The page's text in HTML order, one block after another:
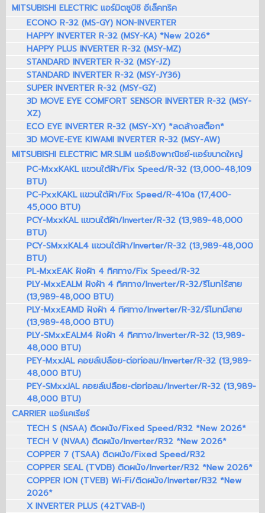
MITSUBISHI ELECTRIC แอร์มิตซูบิชิ อีเล็คทริค
ECONO R-32 (MS-GY) NON-INVERTER
HAPPY INVERTER R-32 (MSY-KA) *New 2026*
HAPPY PLUS INVERTER R-32 (MSY-MZ)
STANDARD INVERTER R-32 (MSY-JZ)
STANDARD INVERTER R-32 (MSY-JY36)
SUPER INVERTER R-32 (MSY-GZ)
3D MOVE EYE COMFORT SENSOR INVERTER R-32 (MSY-
XZ)
ECO EYE INVERTER R-32 (MSY-XY) *ลดล้างสต็อก*
3D MOVE-EYE KIWAMI INVERTER R-32 (MSY-AW)
MITSUBISHI ELECTRIC MR.SLIM แอร์เชิงพาณิชย์-แอร์ขนาดใหญ่
PC-MxxKAKL แขวนใต้ฝ้า/Fix Speed/R-32 (13,000-48,109
BTU)
PC-PxxKAKL แขวนใต้ฝ้า/Fix Speed/R-410a (17,400-
45,000 BTU)
PCY-MxxKAL แขวนใต้ฝ้า/Inverter/R-32 (13,989-48,000
BTU)
PCY-SMxxKAL4 แขวนใต้ฝ้า/Inverter/R-32 (13,989-48,000
BTU)
PL-MxxEAK ฝังฝ้า 4 ทิศทาง/Fix Speed/R-32
PLY-MxxEALM ฝังฝ้า 4 ทิศทาง/Inverter/R-32/รีโมทไร้สาย
(13,989-48,000 BTU)
PLY-MxxEAMD ฝังฝ้า 4 ทิศทาง/Inverter/R-32/รีโมทมีสาย
(13,989-48,000 BTU)
PLY-SMxxEALM4 ฝังฝ้า 4 ทิศทาง/Inverter/R-32 (13,989-
48,000 BTU)
PEY-MxxJAL คอยล์เปลือย-ต่อท่อลม/Inverter/R-32 (13,989-
48,000 BTU)
PEY-SMxxJAL คอยล์เปลือย-ต่อท่อลม/Inverter/R-32 (13,989-
48,000 BTU)
CARRIER แอร์แคเรียร์
TECH S (NSAA) ติดผนัง/Fixed Speed/R32 *New 2026*
TECH V (NVAA) ติดผนัง/Inverter/R32 *New 2026*
COPPER 7 (TSAA) ติดผนัง/Fixed Speed/R32
COPPER SEAL (TVDB) ติดผนัง/Inverter/R32 *New 2026*
COPPER ION (TVEB) Wi-Fi/ติดผนัง/Inverter/R32 *New
2026*
X INVERTER PLUS (42TVAB-I)